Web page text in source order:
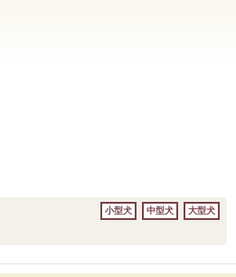
小型犬 中型犬 大型犬